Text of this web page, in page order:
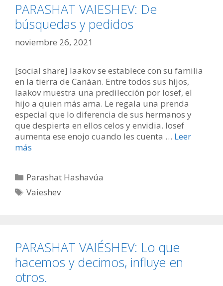
PARASHAT VAIESHEV: De
búsquedas y pedidos
noviembre 26, 2021
[social share] Iaakov se establece con su familia
en la tierra de Canáan. Entre todos sus hijos,
Iaakov muestra una predilección por Iosef, el
hijo a quien más ama. Le regala una prenda
especial que lo diferencia de sus hermanos y
que despierta en ellos celos y envidia. Iosef
aumenta ese enojo cuando les cuenta … Leer
más
Categorías
Parashat Hashavúa
Etiquetas
Vaieshev
PARASHAT VAIÉSHEV: Lo que
hacemos y decimos, influye en
otros.